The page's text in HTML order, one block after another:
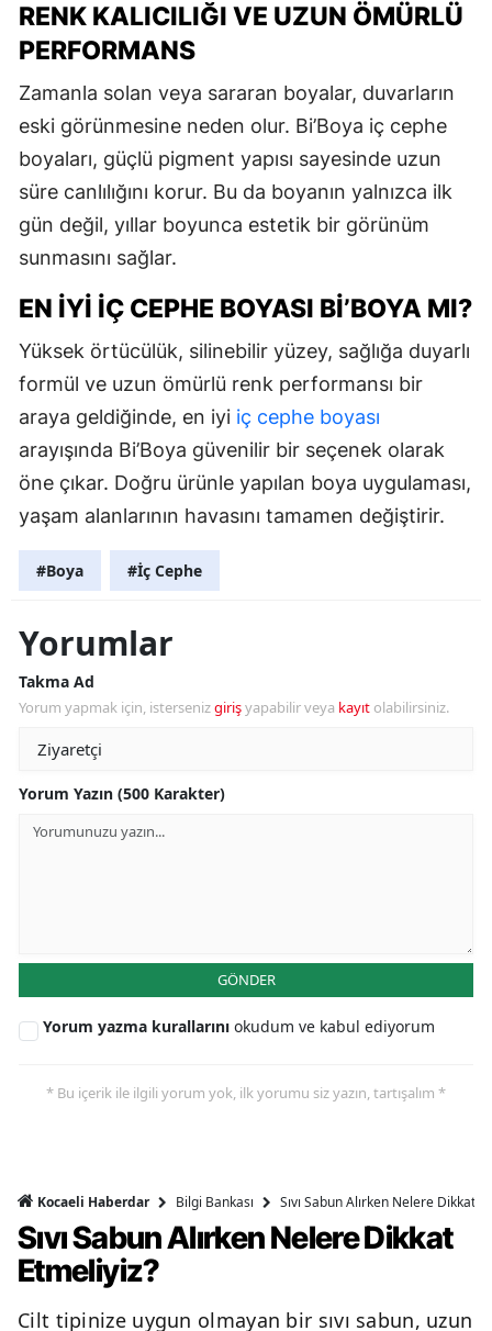
RENK KALICILIĞI VE UZUN ÖMÜRLÜ
PERFORMANS
Zamanla solan veya sararan boyalar, duvarların
eski görünmesine neden olur. Bi’Boya iç cephe
boyaları, güçlü pigment yapısı sayesinde uzun
süre canlılığını korur. Bu da boyanın yalnızca ilk
gün değil, yıllar boyunca estetik bir görünüm
sunmasını sağlar.
EN İYI İÇ CEPHE BOYASI BI’BOYA MI?
Yüksek örtücülük, silinebilir yüzey, sağlığa duyarlı
formül ve uzun ömürlü renk performansı bir
araya geldiğinde, en iyi iç cephe boyası
arayışında Bi’Boya güvenilir bir seçenek olarak
öne çıkar. Doğru ürünle yapılan boya uygulaması,
yaşam alanlarının havasını tamamen değiştirir.
#Boya #İç Cephe
Yorumlar
Takma Ad
Yorum yapmak için, istersenizgirişyapabilir veya kayıt olabilirsiniz.
Yorum Yazın (500 Karakter)
GÖNDER
Yorum yazma kurallarını okudum ve kabul ediyorum
* Bu içerik ile ilgili yorum yok, ilk yorumu siz yazın, tartışalım *
Kocaeli Haberdar Bilgi Bankası Sıvı Sabun Alırken Nelere Dikkat
Sıvı Sabun Alırken Nelere Dikkat
Etmeliyiz?
Cilt tipinize uygun olmayan bir sıvı sabun, uzun